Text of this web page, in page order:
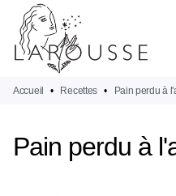
MENU
PIED DE PAGE
Accueil • Recettes • Pain perdu à
Pain perdu à